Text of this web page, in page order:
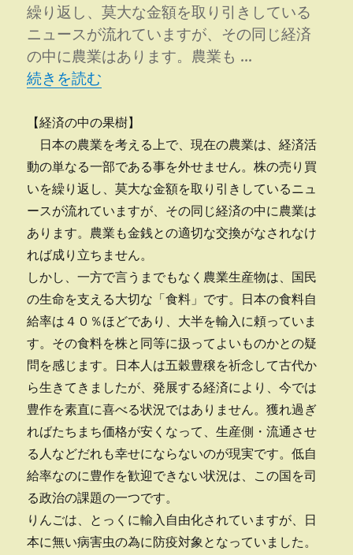
繰り返し、莫大な金額を取り引きしている
ニュースが流れていますが、その同じ経済
の中に農業はあります。農業も …
“土地改良寄稿?その４最終回?” の
続きを読む
【経済の中の果樹】
日本の農業を考える上で、現在の農業は、経済活
動の単なる一部である事を外せません。株の売り買
いを繰り返し、莫大な金額を取り引きしているニュ
ースが流れていますが、その同じ経済の中に農業は
あります。農業も金銭との適切な交換がなされなけ
れば成り立ちません。
しかし、一方で言うまでもなく農業生産物は、国民
の生命を支える大切な「食料」です。日本の食料自
給率は４０％ほどであり、大半を輸入に頼っていま
す。その食料を株と同等に扱ってよいものかとの疑
問を感じます。日本人は五穀豊穣を祈念して古代か
ら生きてきましたが、発展する経済により、今では
豊作を素直に喜べる状況ではありません。獲れ過ぎ
ればたちまち価格が安くなって、生産側・流通させ
る人などだれも幸せにならないのが現実です。低自
給率なのに豊作を歓迎できない状況は、この国を司
る政治の課題の一つです。
りんごは、とっくに輸入自由化されていますが、日
本に無い病害虫の為に防疫対象となっていました。